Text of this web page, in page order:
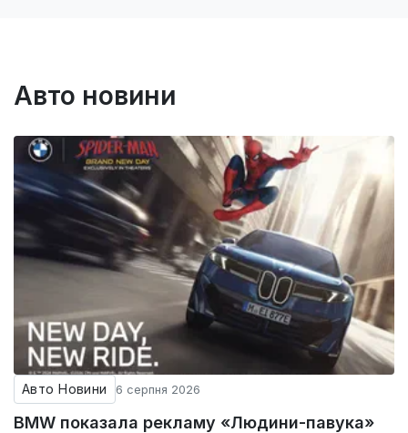
Авто новини
Авто Новини 6 серпня 2026
BMW показала рекламу «Людини-павука»